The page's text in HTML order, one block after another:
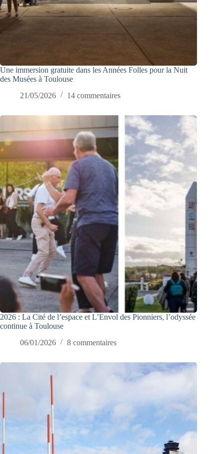
Une immersion gratuite dans les Années Folles pour la Nuit
des Musées à Toulouse
21/05/2026
14 commentaires
2026 : La Cité de l’espace et L’Envol des Pionniers, l’odyssée
continue à Toulouse
06/01/2026
8 commentaires